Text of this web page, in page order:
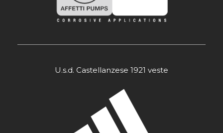
U.s.d. Castellanzese 1921 veste